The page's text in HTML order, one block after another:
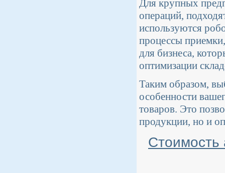
Для крупных
операций,
используются
процессы
для бизнеса,
оптимизации
Таким образом,
особенности
товаров. Это
продукции, но и
Стоимость